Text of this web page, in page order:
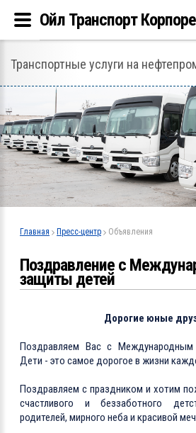
Транспортные услуги на
Главная Пресс-центр Объявления
Поздравление с
защиты детей
Дорогие юные
Поздравляем Вас с
Дети - это самое дорогое в жизни
Поздравляем с праздником и хотим
счастливого и беззаботного
родителей, мирного неба и красивой
Ойл Транспорт